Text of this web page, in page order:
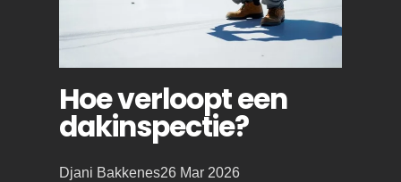
Hoe verloopt een
dakinspectie?
Posted
Djani Bakkenes26 Mar 2026